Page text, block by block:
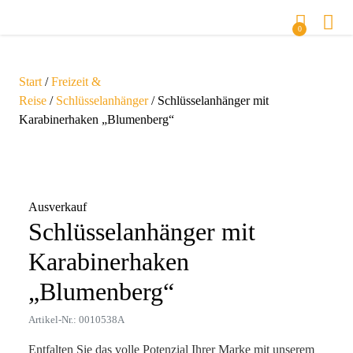
0
Start /Freizeit &
Reise / Schlüsselanhänger/ Schlüsselanhänger mit
Karabinerhaken „Blumenberg“
Ausverkauf
Schlüsselanhänger mit
Karabinerhaken
„Blumenberg“
Artikel-Nr.: 0010538A
Entfalten Sie das volle Potenzial Ihrer Marke mit unserem